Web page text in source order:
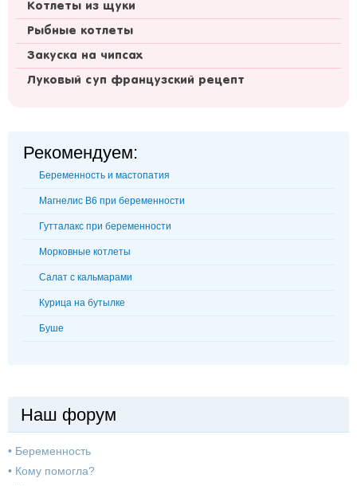
Котлеты из щуки
Рыбные котлеты
Закуска на чипсах
Луковый суп французский рецепт
Рекомендуем:
Беременность и мастопатия
Магнелис В6 при беременности
Гутталакс при беременности
Морковные котлеты
Салат с кальмарами
Курица на бутылке
Буше
Наш форум
• Беременность
• Кому помогла?